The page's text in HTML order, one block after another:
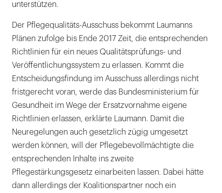
unterstützen.
Der Pflegequalitäts-Ausschuss bekommt Laumanns
Plänen zufolge bis Ende 2017 Zeit, die entsprechenden
Richtlinien für ein neues Qualitätsprüfungs- und
Veröffentlichungssystem zu erlassen. Kommt die
Entscheidungsfindung im Ausschuss allerdings nicht
fristgerecht voran, werde das Bundesministerium für
Gesundheit im Wege der Ersatzvornahme eigene
Richtlinien erlassen, erklärte Laumann. Damit die
Neuregelungen auch gesetzlich zügig umgesetzt
werden können, will der Pflegebevollmächtigte die
entsprechenden Inhalte ins zweite
Pflegestärkungsgesetz einarbeiten lassen. Dabei hätte
dann allerdings der Koalitionspartner noch ein